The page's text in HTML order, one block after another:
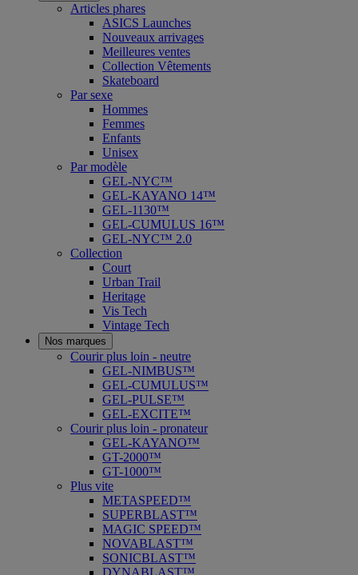
Articles phares
ASICS Launches
Nouveaux arrivages
Meilleures ventes
Collection Vêtements
Skateboard
Par sexe
Hommes
Femmes
Enfants
Unisex
Par modèle
GEL-NYC™
GEL-KAYANO 14™
GEL-1130™
GEL-CUMULUS 16™
GEL-NYC™ 2.0
Collection
Court
Urban Trail
Heritage
Vis Tech
Vintage Tech
Nos marques
Courir plus loin - neutre
GEL-NIMBUS™
GEL-CUMULUS™
GEL-PULSE™
GEL-EXCITE™
Courir plus loin - pronateur
GEL-KAYANO™
GT-2000™
GT-1000™
Plus vite
METASPEED™
SUPERBLAST™
MAGIC SPEED™
NOVABLAST™
SONICBLAST™
DYNABLAST™